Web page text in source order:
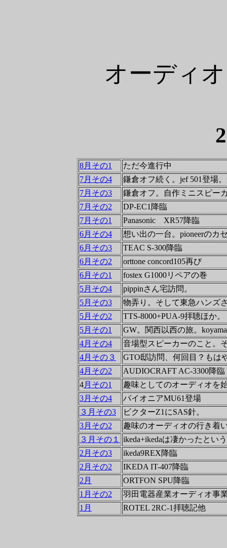
オーディ
8月その1
ただ今進行中
7月その4
鎌倉オフ続く。jef 501登場
7月その3
鎌倉オフ。自作ミニスピー
7月その2
DP-EC1降臨
7月その1
Panasonic XR57降臨
6月その4
想い出の一台。pioneerのカ
6月その3
TEAC S-300降臨
6月その2
orttone concord105再び
6月その1
fostex G1000リペアの巻
5月その4
pippinさん宅訪問。
5月その3
物弄り。そして東急ハンズ
5月その2
TTS-8000+PUA-9拝聴ほか。
5月その1
GW。関西以西の旅。
4月その4
音場型スピーカーのこと。
4月その３
GTO邸訪問、何回目？もは
4月その2
AUDIOCRAFT AC-3300降臨
4月その1
趣味としてのオーディオを
3月その4
パイオニアMU61登場
３月その3
ビクターZ1にSAS針。
3月その2
趣味のオーディオの行き着
３月その１
ikeda+ikedaは凄かったとい
2月その3
ikeda9REX降臨
2月その2
IKEDA IT-407降臨
2月
ORTFON SPU降臨
1月その2
羽田電器産業オーディオ事
1月
ROTEL 2RC-1拝聴記他